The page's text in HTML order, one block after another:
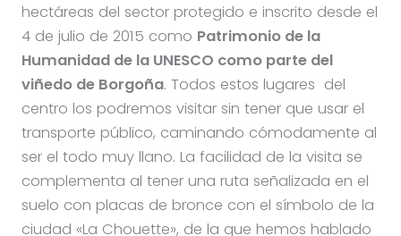
hectáreas del sector protegido e inscrito desde el
4 de julio de 2015 como Patrimonio de la
Humanidad de la UNESCO como parte del
viñedo de Borgoña. Todos estos lugares del
centro los podremos visitar sin tener que usar el
transporte público, caminando cómodamente al
ser el todo muy llano. La facilidad de la visita se
complementa al tener una ruta señalizada en el
suelo con placas de bronce con el símbolo de la
ciudad «La Chouette», de la que hemos hablado